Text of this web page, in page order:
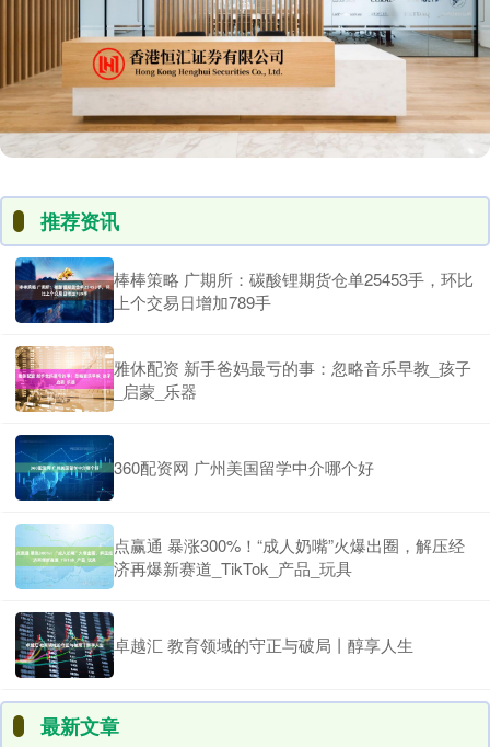
推荐资讯
棒棒策略 广期所：碳酸锂期货仓单25453手，环比
上个交易日增加789手
雅休配资 新手爸妈最亏的事：忽略音乐早教_孩子
_启蒙_乐器
360配资网 广州美国留学中介哪个好
点赢通 暴涨300%！“成人奶嘴”火爆出圈，解压经
济再爆新赛道_TikTok_产品_玩具
卓越汇 教育领域的守正与破局丨醇享人生
最新文章